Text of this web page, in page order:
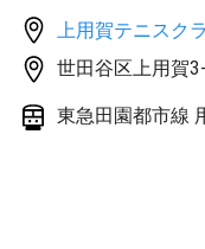
【雨天の場合】
当日7:30に中止の決
す。
上用賀テニスク
世田谷区上用賀
東急田園都市線